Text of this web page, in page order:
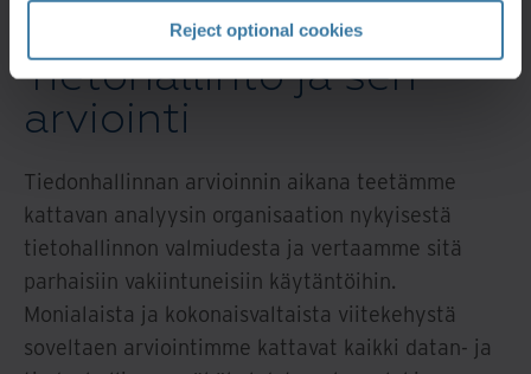
Reject optional cookies
varmistaa yrityksellesi oikean suunnan.
Tietohallinto ja sen
arviointi
Tiedonhallinnan arvioinnin aikana teetämme
kattavan analyysin organisaation nykyisestä
tietohallinnon valmiudesta ja vertaamme sitä
parhaisiin vakiintuneisiin käytäntöihin.
Monialaista ja kokonaisvaltaista viitekehystä
soveltaen arviointimme kattavat kaikki datan- ja